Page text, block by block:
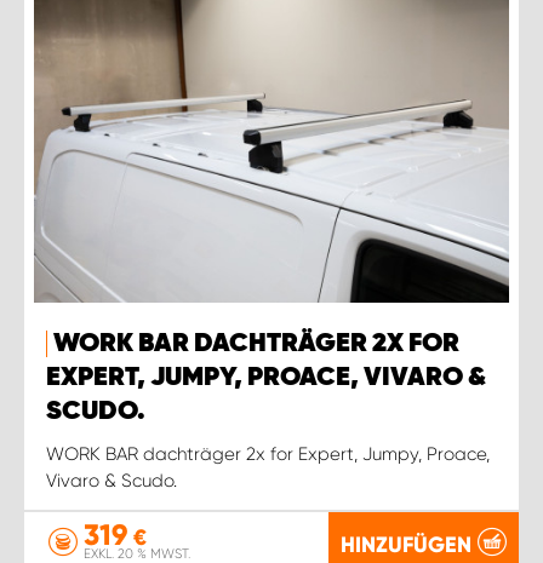
WORK BAR DACHTRÄGER 2X FOR
EXPERT, JUMPY, PROACE, VIVARO &
SCUDO.
WORK BAR dachträger 2x for Expert, Jumpy, Proace,
Vivaro & Scudo.
319 €
EXKL. 20 % MWST. HINZUFÜGEN